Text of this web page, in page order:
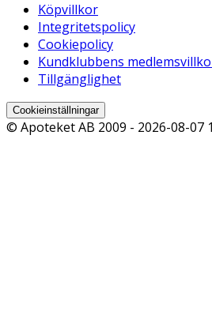
Köpvillkor
Integritetspolicy
Cookiepolicy
Kundklubbens
Tillgänglighet
Cookieinställningar
© Apoteket AB 2009 - 2026-08-07